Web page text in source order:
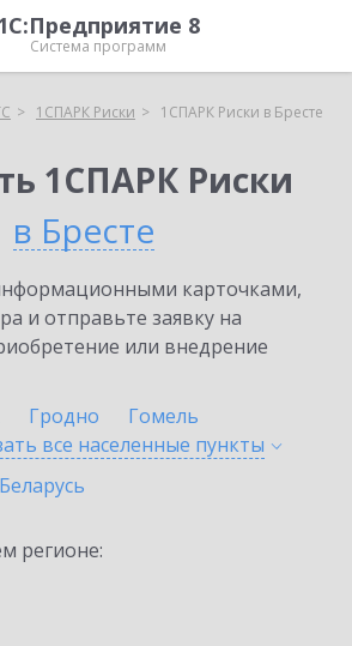
8
Система программ
1СПАРК Риски 1СПАРК Риски в Бресте
1СПАРК Риски
в Бресте
карточками,
и отправьте заявку на
или внедрение
Гродно
Гомель
все населенные пункты
Беларусь
регионе: